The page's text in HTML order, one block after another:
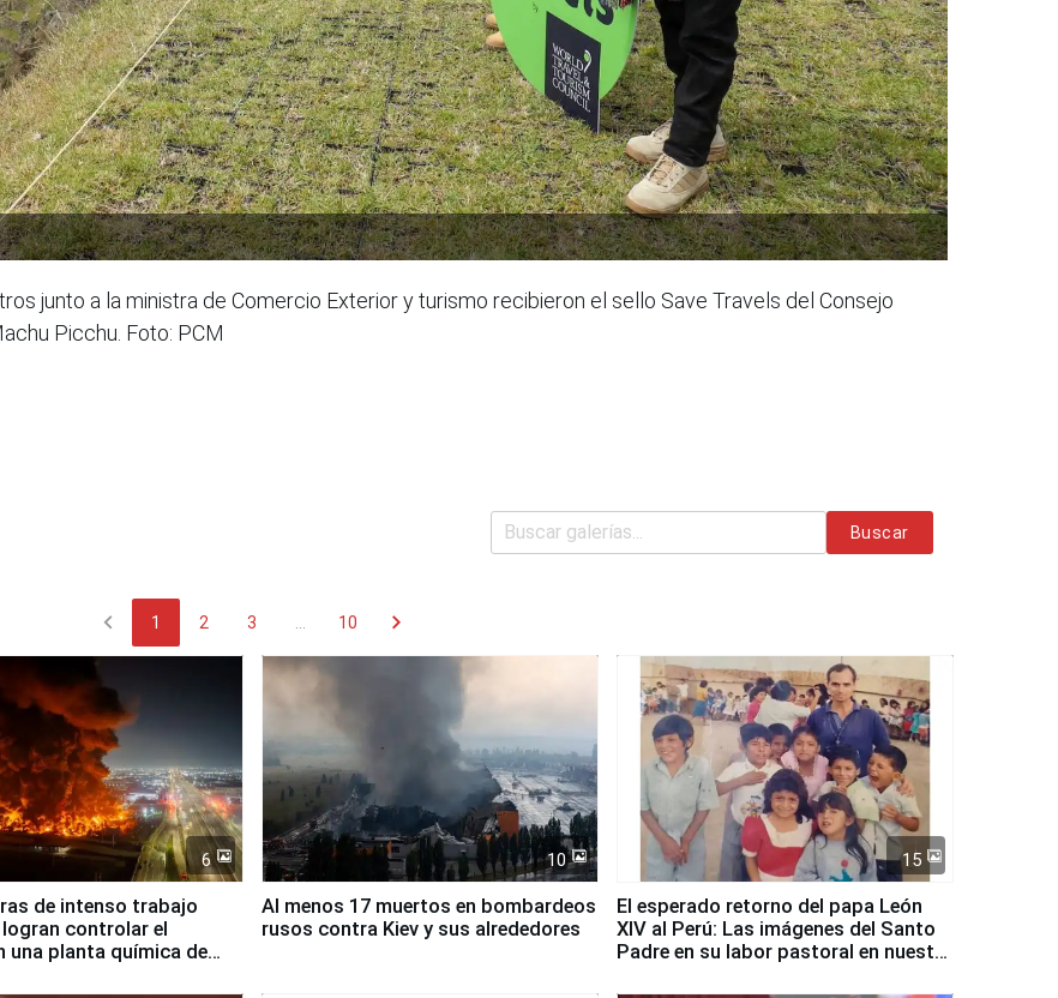
junto a la ministra de Comercio Exterior y turismo recibieron el sello Save Travels del Consejo
Picchu. Foto: PCM
Buscar
chevron_left 1 2 3 10 chevron_right
6
de intenso trabajo
controlar el
una planta química de
10
Al menos 17 muertos en bombardeos
rusos contra Kiev y sus alrededores
15
El esperado retorno del papa León
XIV al Perú: Las imágenes del Santo
Padre en su labor pastoral en nuestro